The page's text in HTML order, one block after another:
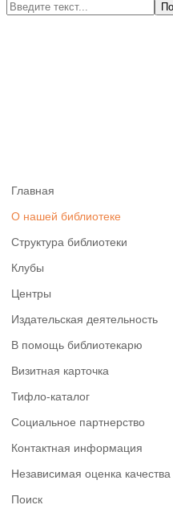
Главная
О нашей библиотеке
Структура библиотеки
Клубы
Центры
Издательская деятельность
В помощь библиотекарю
Визитная карточка
Тифло-каталог
Социальное партнерство
Контактная информация
Независимая оценка качества
Поиск